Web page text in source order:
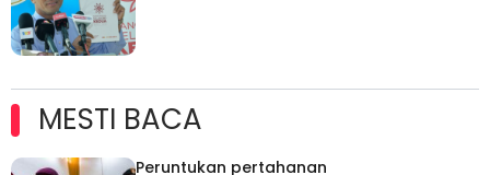
MESTI BACA
Peruntukan pertahanan